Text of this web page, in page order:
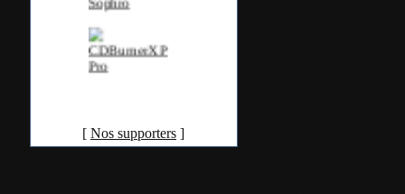
[ Nos supporters ]